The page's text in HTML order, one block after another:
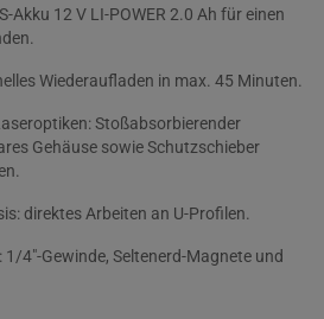
Akku 12 V LI-POWER 2.0 Ah für einen
Wiederaufladen in max. 45 Minuten.
Stoßabsorbierender
Gehäuse sowie Schutzschieber
direktes Arbeiten an U-Profilen.
4"-Gewinde, Seltenerd-Magnete und